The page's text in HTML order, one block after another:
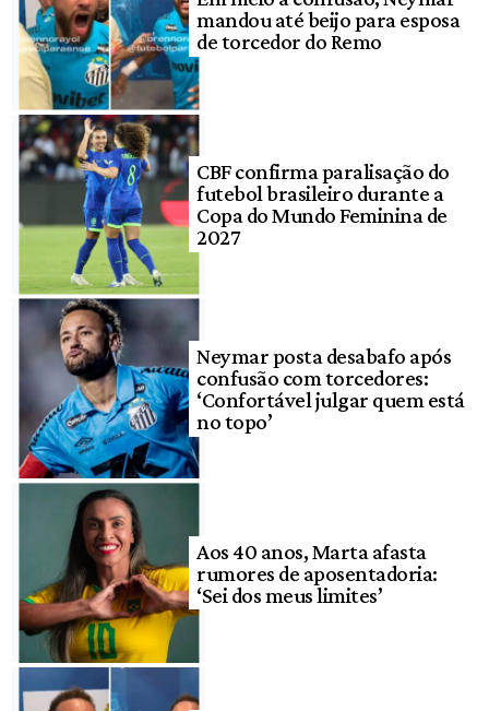
mandou até beijo para esposa
de torcedor do Remo
CBF confirma paralisação do
futebol brasileiro durante a
Copa do Mundo Feminina de
2027
Neymar posta desabafo após
confusão com torcedores:
‘Confortável julgar quem está
no topo’
Aos 40 anos, Marta afasta
rumores de aposentadoria:
‘Sei dos meus limites’